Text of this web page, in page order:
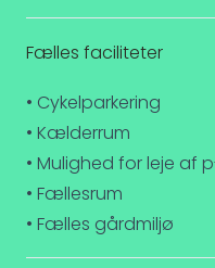
Fælles faciliteter
• Cykelparkering
• Kælderrum
• Mulighed for leje af
• Fællesrum
• Fælles gårdmiljø